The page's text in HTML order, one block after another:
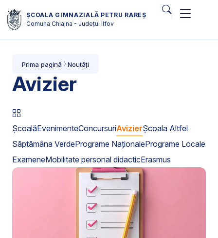
ȘCOALA GIMNAZIALĂ PETRU RAREȘ
Comuna Chiajna - Județul Ilfov
Prima pagină Noutăți
Avizier
ȘcoalăEvenimenteConcursuriAvizierȘcoala Altfel
Săptămâna VerdePrograme NaționalePrograme Locale
ExameneMobilitate personal didacticErasmus